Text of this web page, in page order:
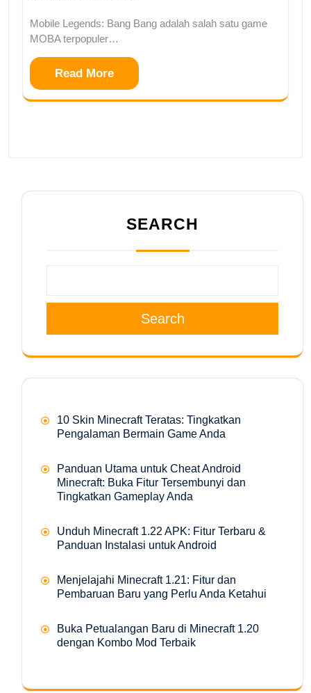
Mobile Legends: Bang Bang adalah salah satu game
MOBA terpopuler…
Read More
SEARCH
Search
10 Skin Minecraft Teratas: Tingkatkan
Pengalaman Bermain Game Anda
Panduan Utama untuk Cheat Android
Minecraft: Buka Fitur Tersembunyi dan
Tingkatkan Gameplay Anda
Unduh Minecraft 1.22 APK: Fitur Terbaru &
Panduan Instalasi untuk Android
Menjelajahi Minecraft 1.21: Fitur dan
Pembaruan Baru yang Perlu Anda Ketahui
Buka Petualangan Baru di Minecraft 1.20
dengan Kombo Mod Terbaik